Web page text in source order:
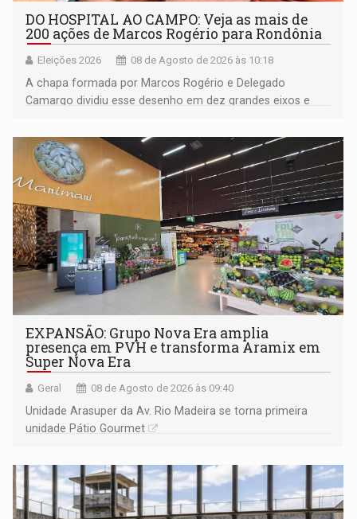
DO HOSPITAL AO CAMPO: Veja as mais de
200 ações de Marcos Rogério para Rondônia
Eleições 2026 08 de Agosto de 2026 às 10:18
A chapa formada por Marcos Rogério e Delegado
Camargo dividiu esse desenho em dez grandes eixos e
EXPANSÃO: Grupo Nova Era amplia
presença em PVH e transforma Aramix em
Super Nova Era
Geral 08 de Agosto de 2026 às 09:40
Unidade Arasuper da Av. Rio Madeira se torna primeira
unidade Pátio Gourmet